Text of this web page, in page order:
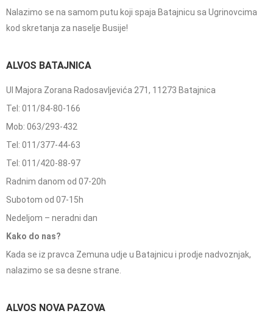
Nalazimo se na samom putu koji spaja Batajnicu sa Ugrinovcima
kod skretanja za naselje Busije!
ALVOS BATAJNICA
Ul Majora Zorana Radosavljevića 271, 11273 Batajnica
Tel: 011/84-80-166
Mob: 063/293-432
Tel: 011/377-44-63
Tel: 011/420-88-97
Radnim danom od 07-20h
Subotom od 07-15h
Nedeljom – neradni dan
Kako do nas?
Kada se iz pravca Zemuna udje u Batajnicu i prodje nadvoznjak,
nalazimo se sa desne strane.
ALVOS NOVA PAZOVA